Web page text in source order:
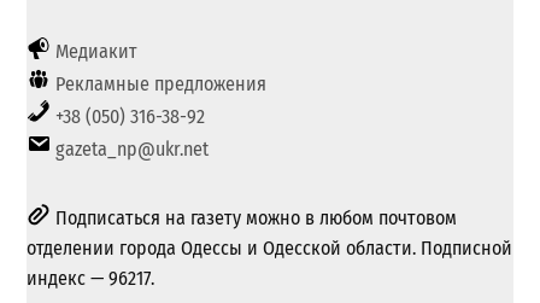
Медиакит
Рекламные предложения
+38 (050) 316-38-92
gazeta_np@ukr.net
Подписаться на газету можно в любом почтовом
отделении города Одессы и Одесской области. Подписной
индекс — 96217.